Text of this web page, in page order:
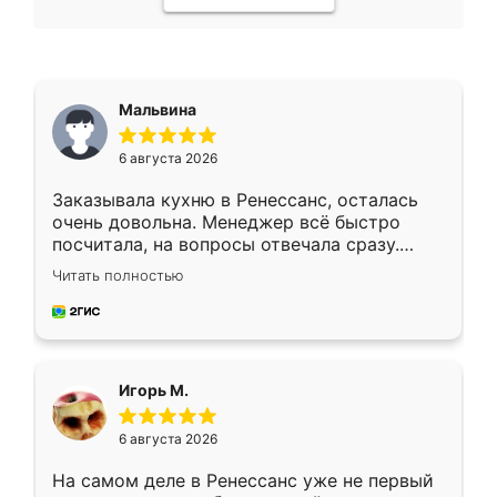
Мальвина
6 августа 2026
Заказывала кухню в Ренессанс, осталась
очень довольна. Менеджер всё быстро
посчитала, на вопросы отвечала сразу.
Замерщик приехал в субботу, подошёл к
делу со всей ответственностью. Собрали
за день, ребята работали аккуратно, даже
Читать полностью
Игорь М.
6 августа 2026
На самом деле в Ренессанс уже не первый